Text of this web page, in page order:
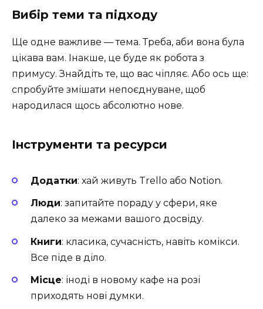
Вибір теми та підходу
Ще одне важливе — тема. Треба, аби вона була
цікава вам. Інакше, це буде як робота з
примусу. Знайдіть те, що вас чіпляє. Або ось ще:
спробуйте змішати непоєднуване, щоб
народилася щось абсолютно нове.
Інструменти та ресурси
Додатки: хай живуть Trello або Notion.
Люди: запитайте пораду у сфери, яке
далеко за межами вашого досвіду.
Книги: класика, сучасність, навіть комікси.
Все піде в діло.
Місце: іноді в новому кафе на розі
приходять нові думки.